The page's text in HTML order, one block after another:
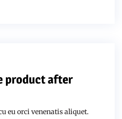
product after
eu orci venenatis aliquet.